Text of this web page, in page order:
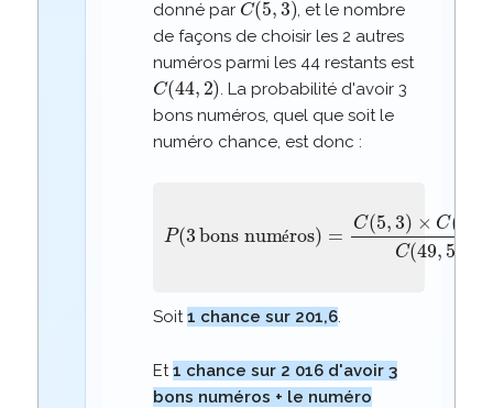
donné par
, et le nombre
de façons de choisir les 2 autres
numéros parmi les 44 restants est
C(44 2)
. La probabilité d'avoir 3
bons numéros, quel que soit le
numéro chance, est donc :
×C(44, 2 )C(
Soit1 chance sur 201,6.
Et1 chance sur 2 016 d'avoir 3
bons numéros + le numéro